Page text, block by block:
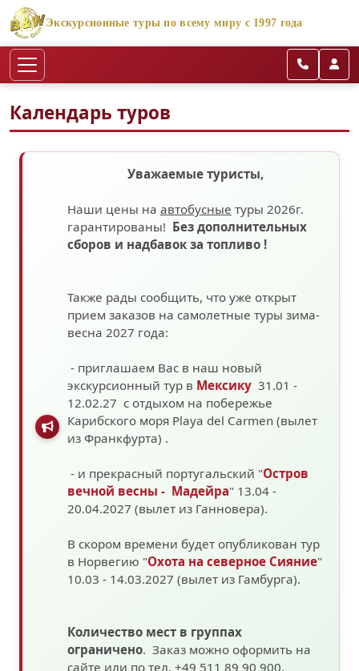
Экскурсионные туры по всему миру с 1997 года
Календарь туров
Уважаемые туристы,
Наши цены на автобусные туры 2026г.
гарантированы! Без дополнительных
сборов и надбавок за топливо !
Также рады сообщить, что уже открыт
прием заказов на самолетные туры зима-
весна 2027 года:
- приглашаем Вас в наш новый
экскурсионный тур в Мексику 31.01 -
12.02.27 с отдыхом на побережье
Карибского моря Playa del Carmen (вылет
из Франкфурта) .
- и прекрасный португальский "Остров
вечной весны - Мадейра" 13.04 -
20.04.2027 (вылет из Ганновера).
В скором времени будет опубликован тур
в Норвегию "Охота на северное Сияние"
10.03 - 14.03.2027 (вылет из Гамбурга).
Количество мест в группах
ограничено. Заказ можно оформить на
сайте или по тел. +49 511 89 90 900.